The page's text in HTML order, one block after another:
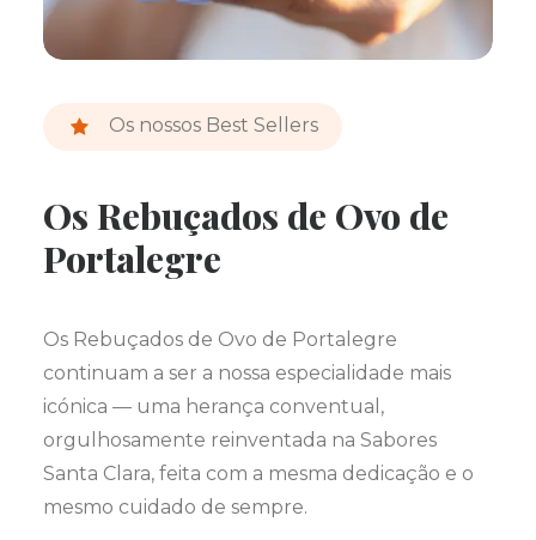
Os nossos Best Sellers
Os Rebuçados de Ovo de
Portalegre
Os Rebuçados de Ovo de Portalegre
continuam a ser a nossa especialidade mais
icónica — uma herança conventual,
orgulhosamente reinventada na Sabores
Santa Clara, feita com a mesma dedicação e o
mesmo cuidado de sempre.